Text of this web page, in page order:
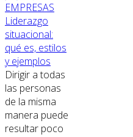
EMPRESAS
Liderazgo
situacional:
qué es, estilos
y ejemplos
Dirigir a todas
las personas
de la misma
manera puede
resultar poco